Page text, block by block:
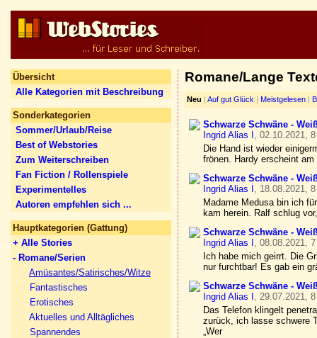
Übersicht
Alle Kategorien mit Beschreibung
Sonderkategorien
Sommer/Urlaub/Reise
Best of Webstories
Zum Weiterschreiben
Fan Fiction / Rollenspiele
Experimentelles
Autoren empfehlen sich ...
Hauptkategorien (Gattung)
+ Alle Stories
- Romane/Serien
Amüsantes/Satirisches/Witze
Fantastisches
Erotisches
Aktuelles und Alltägliches
Spannendes
Romane/Lange
Neu | Auf gut Glück | Meistgelesen |
Schwarze Schwäne -
Ingrid Alias I , 02.10.2021,
Die Hand ist wieder
frönen. Hardy erscheint
Schwarze Schwäne -
Ingrid Alias I , 18.08.2021,
Madame Medusa bin ich
kam herein. Ralf schlug
Schwarze Schwäne -
Ingrid Alias I , 08.08.2021,
Ich habe mich geirrt. Die
nur furchtbar! Es gab ein
Schwarze Schwäne -
Ingrid Alias I , 29.07.2021,
Das Telefon klingelt
zurück, ich lasse schwere
„Wer